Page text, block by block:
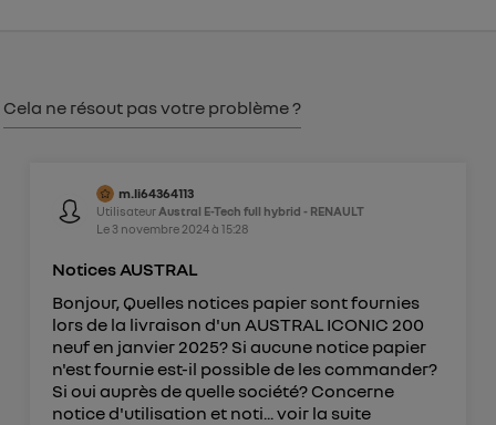
Cela ne résout pas votre problème ?
m.li64364113
Utilisateur Austral E-Tech full hybrid - RENAULT
Le 3 novembre 2024à 15:28
Notices AUSTRAL
Bonjour, Quelles notices papier sont fournies
lors de la livraison d'un AUSTRAL ICONIC 200
neuf en janvier 2025? Si aucune notice papier
n'est fournie est-il possible de les commander?
Si oui auprès de quelle société? Concerne
notice d'utilisation et noti... voir la suite
Politique d'information sur les données
personnelles d'Utiq